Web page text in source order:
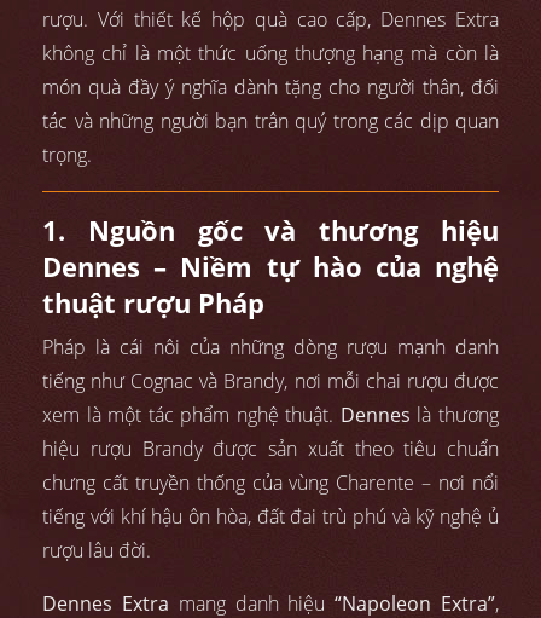
rượu. Với thiết kế hộp quà cao cấp, Dennes Extra
không chỉ là một thức uống thượng hạng mà còn là
món quà đầy ý nghĩa dành tặng cho người thân, đối
tác và những người bạn trân quý trong các dịp quan
trọng.
1. Nguồn gốc và thương hiệu
Dennes – Niềm tự hào của nghệ
thuật rượu Pháp
Pháp là cái nôi của những dòng rượu mạnh danh
tiếng như Cognac và Brandy, nơi mỗi chai rượu được
xem là một tác phẩm nghệ thuật. Dennes là thương
hiệu rượu Brandy được sản xuất theo tiêu chuẩn
chưng cất truyền thống của vùng Charente – nơi nổi
tiếng với khí hậu ôn hòa, đất đai trù phú và kỹ nghệ ủ
rượu lâu đời.
Dennes Extra mang danh hiệu“Napoleon Extra”,